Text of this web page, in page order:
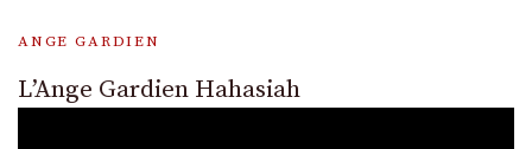
ANGE GARDIEN
L’Ange Gardien Hahasiah